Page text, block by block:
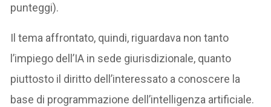
punteggi).
Il tema affrontato, quindi, riguardava non tanto
l’impiego dell’IA in sede giurisdizionale, quanto
piuttosto il diritto dell’interessato a conoscere la
base di programmazione dell’intelligenza artificiale.